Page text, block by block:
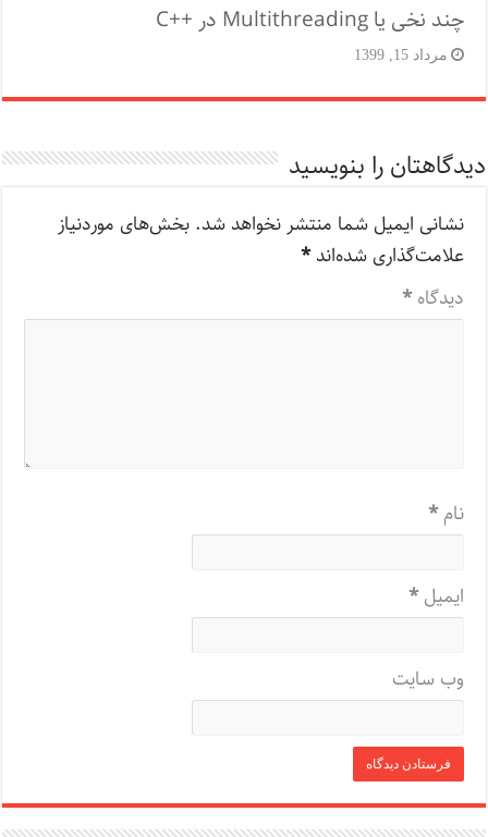
چند نخی یا Multithreading در ++C
مرداد 15, 1399
دیدگاهتان را بنویسید
نشانی ایمیل شما منتشر نخواهد شد. بخش‌های موردنیاز
علامت‌گذاری شده‌اند*
دیدگاه*
نام*
ایمیل*
وب‌ سایت